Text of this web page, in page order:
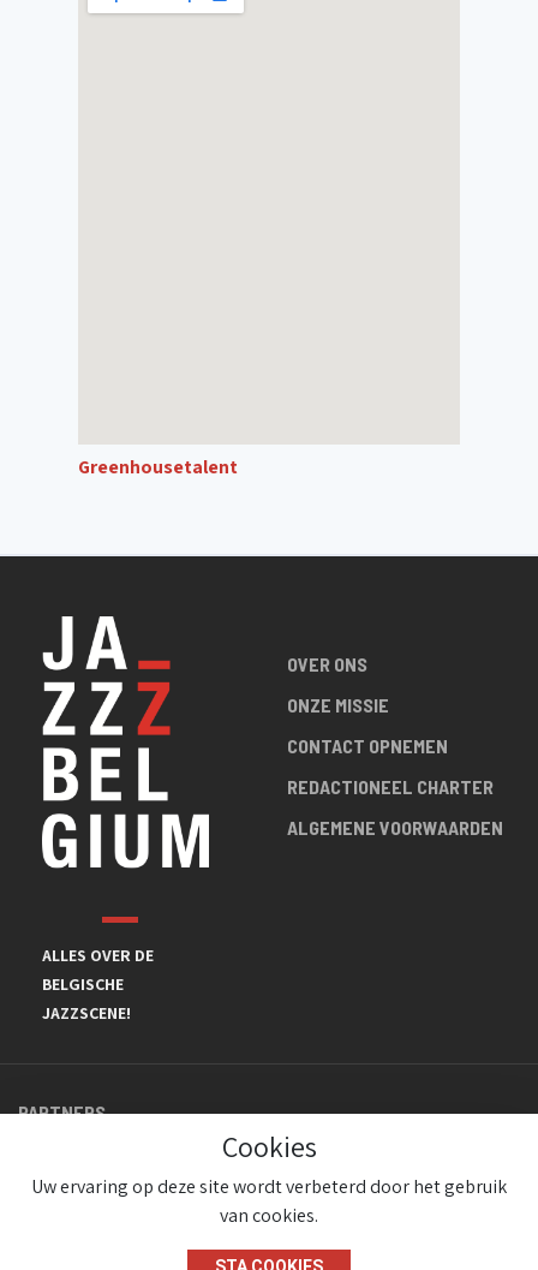
Greenhousetalent
ALLES OVER DE
BELGISCHE
JAZZSCENE!
OVER ONS
ONZE MISSIE
CONTACT OPNEMEN
REDACTIONEEL CHARTER
ALGEMENE VOORWAARDEN
PARTNERS
Cookies
Uw ervaring op deze site wordt verbeterd door het gebruik
van cookies.